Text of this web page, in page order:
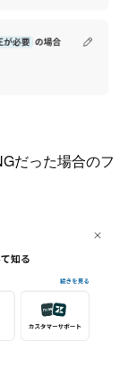
だった場合のフ